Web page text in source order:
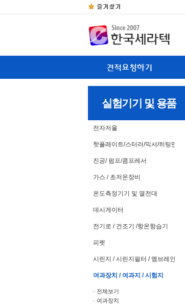
실험기기 및 용품
전자저울
핫플레이트/스터러/믹서/히팅맨틀
진공/ 펌프/콤프레서
가스 / 초저온장비
온도측정기기 및 열전대
데시게이터
전기로 / 건조기 /항온항습기
피펫
시린지 / 시린지필터 / 멤브레인필터
여과장치 / 여과지 / 시험지
· 전체보기
· 여과장치